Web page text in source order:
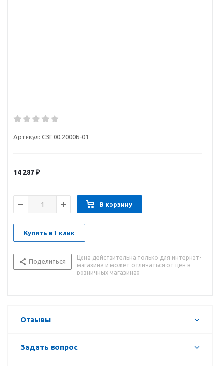
Артикул: СЗГ 00.2000Б-01
14 287₽
В корзину
Купить в 1 клик
Поделиться
Цена действительна только для интернет-
магазина и может отличаться от цен в
розничных магазинах
Отзывы
Задать вопрос